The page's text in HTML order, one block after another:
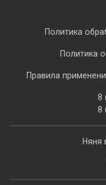
Няня
Политика
Политика
Правила
8
8